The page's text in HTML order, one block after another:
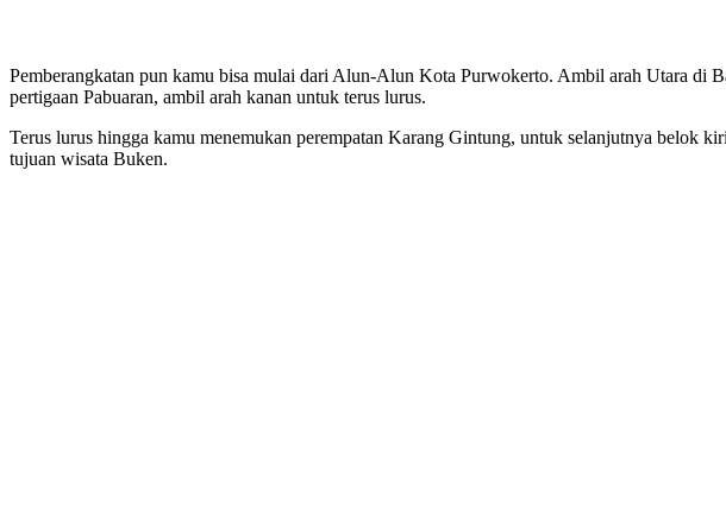
Pemberangkatan pun kamu bisa mulai dari Alun-Alun Kota Purwokerto. Ambil arah Utara di
pertigaan Pabuaran, ambil arah kanan untuk terus lurus.
Terus lurus hingga kamu menemukan perempatan Karang Gintung, untuk selanjutnya belok
tujuan wisata Buken.